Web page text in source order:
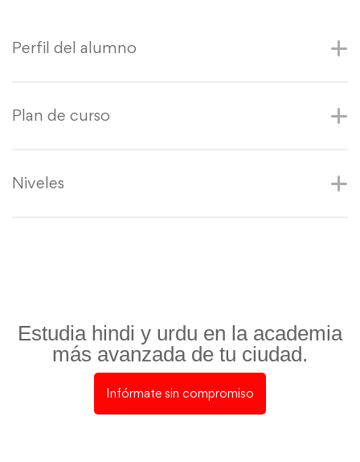
Perfil del alumno
Plan de curso
Niveles
Estudia hindi y urdu en la academia
más avanzada de tu ciudad.
Infórmate sin compromiso